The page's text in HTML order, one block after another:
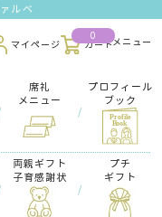
ルベ
マイページ
0
カート
席礼
メニュー
/
プロフィール
ブック
両親ギフト
子育感謝状
/
プチ
ギフト